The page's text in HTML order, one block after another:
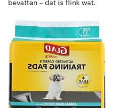
bevatten – dat is flink wat.